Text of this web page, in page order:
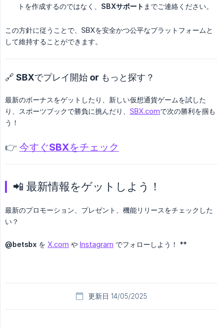
トを作成するのではなく、 SBXサポート までご連絡ください。
この方針に従うことで、SBXを安全かつ公平なプラットフォームと
して維持することができます。
🔗 SBXでプレイ開始 or もっと探す？
最新のボーナスをゲットしたり、新しい仮想通貨ゲームを試した
り、スポーツブックで勝負に挑んだり、 SBX.comで次の勝利を掴も
う！
👉 今すぐSBXをチェック
📲 最新情報をゲットしよう！
最新のプロモーション、プレゼント、機能リリースをチェックした
い？
@betsbx を X.com や Instagram でフォローしよう！ **
更新日 14/05/2025